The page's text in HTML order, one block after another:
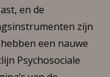
en de
zijn
een nauwe
Psychosociale